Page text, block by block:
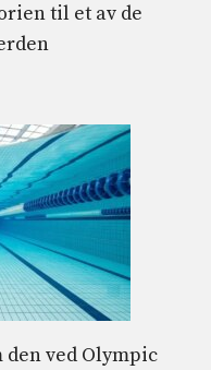
til et av de
den ved Olympic